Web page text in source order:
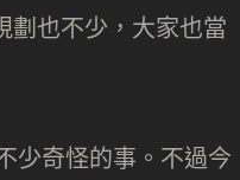
劃也不少，大家也當
少奇怪的事。不過今